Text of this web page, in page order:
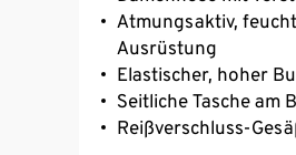
Atmungsaktiv,
Ausrüstung
Elastischer, hoher
Seitliche Tasche am
Reißverschluss-